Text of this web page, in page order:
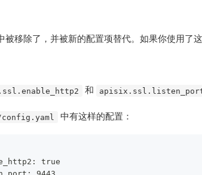
被移除了，并被新的配置项替代。如果你使用了
和
中有这样的配置：
true